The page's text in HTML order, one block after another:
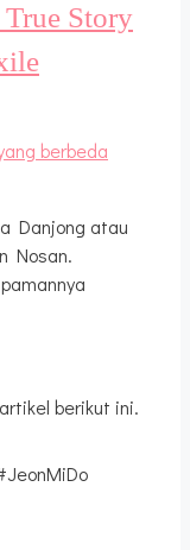
Story
Danjong atau
Nosan.
berikut ini.